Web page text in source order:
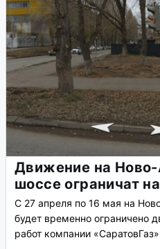
Движение на
шоссе ограничат
С 27 апреля по 16 мая на
будет временно ограничено
работ компании